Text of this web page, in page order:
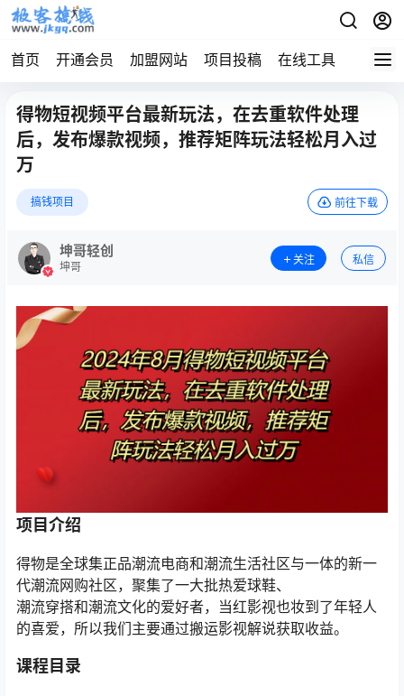
首页 开通会员 加盟网站 项目投稿 在线工具 地址发
得物短视频平台最新玩法，在去重软件处理
后，发布爆款视频，推荐矩阵玩法轻松月入过
万
搞钱项目 前往下载
坤哥轻创
坤哥
关注 私信
项目介绍
得物是全球集正品潮流电商和潮流生活社区与一体的新一
代潮流网购社区，聚集了一大批热爱球鞋、
潮流穿搭和潮流文化的爱好者，当红影视也妆到了年轻人
的喜爱，所以我们主要通过搬运影视解说获取收益。
课程目录